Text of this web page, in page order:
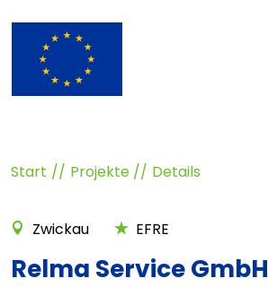
Start Projekte Details
Zwickau EFRE
Relma Service GmbH